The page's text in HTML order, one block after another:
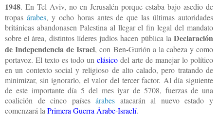
1948. En Tel Aviv, no en Jerusalén porque estaba bajo asedio de
tropas árabes, y ocho horas antes de que las últimas autoridades
británicas abandonasen Palestina al llegar el fin legal del mandato
sobre el área, distintos líderes judíos hacen pública la Declaración
de Independencia de Israel, con Ben-Gurión a la cabeza y como
portavoz. El texto es todo un clásico del arte de manejar lo político
en un contexto social y religioso de alto calado, pero tratando de
minimizar, sin ignorarlo, el valor del tercer factor. Al día siguiente
de este importante día 5 del mes iyar de 5708, fuerzas de una
coalición de cinco paísesárabes atacarán al nuevo estado y
comenzará la Primera Guerra Árabe-Israelí.